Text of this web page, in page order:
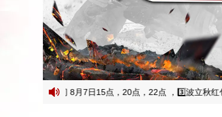
🧧北京时间 8月7日15点，20点，22点 ，3️⃣波立秋红包